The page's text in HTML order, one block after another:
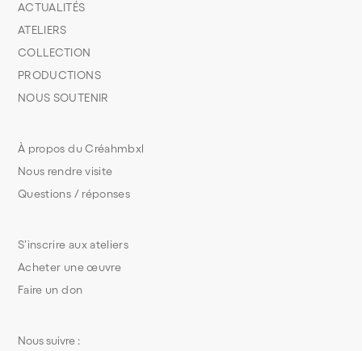
S’inscrire aux ateliers
Acheter une œuvre
Faire un don
À propos du Créahmbxl
Nous rendre visite
Questions / réponses
ACTUALITÉS
ATELIERS
COLLECTION
PRODUCTIONS
NOUS SOUTENIR
Nous suivre :